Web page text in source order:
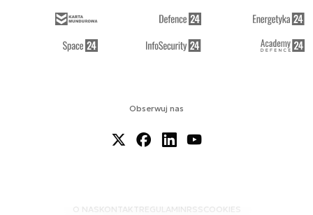
Obserwuj nas
O NAS KONTAKTREGULAMINRSS COOKIES